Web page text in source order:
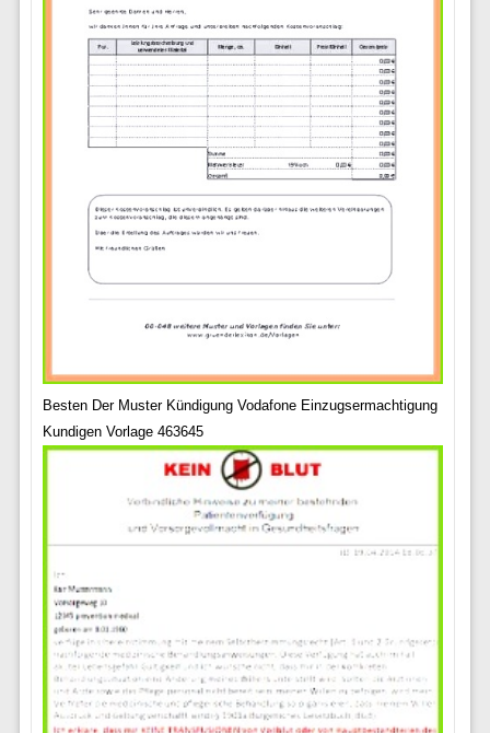
Besten Der Muster Kündigung Vodafone Einzugsermachtigung
Kundigen Vorlage 463645